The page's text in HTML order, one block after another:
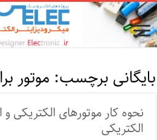
بایگانی برچسب: موتور
نحوه کار موتورهای الکتریکی و
الکتریکی